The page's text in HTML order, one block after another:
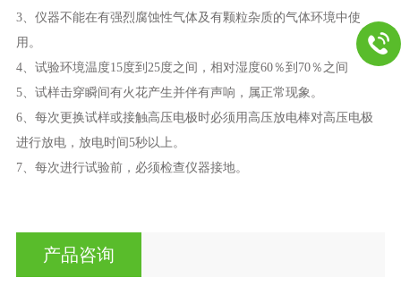
3、仪器不能在有强烈腐蚀性气体及有颗粒杂质的气体环境中使
用。
4、试验环境温度15度到25度之间，相对湿度60％到70％之间
5、试样击穿瞬间有火花产生并伴有声响，属正常现象。
6、每次更换试样或接触高压电极时必须用高压放电棒对高压电极
进行放电，放电时间5秒以上。
7、每次进行试验前，必须检查仪器接地。
产品咨询